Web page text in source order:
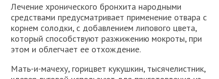
Лечение хронического бронхита народными
средствами предусматривает применение отвара с
корнем солодки, с добавлением липового цвета,
который способствуют разжижению мокроты, при
этом и облегчает ее отхождение.
Мать-и-мачеху, горицвет кукушкин, тысячелистник,